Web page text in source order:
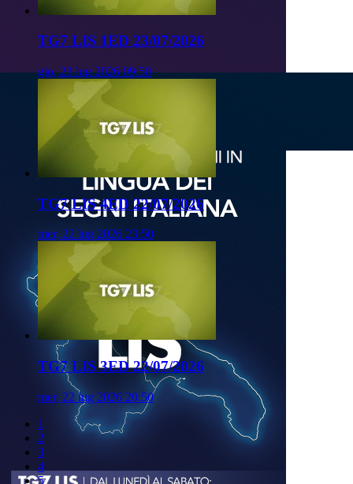
TG7 LIS 1ED 23/07/2026
gio, 23 lug 2026 09:50
TG7 LIS 4ED 22/07/2026
mer, 22 lug 2026 23:50
TG7 LIS 3ED 22/07/2026
mer, 22 lug 2026 20:50
1
2
3
4
5